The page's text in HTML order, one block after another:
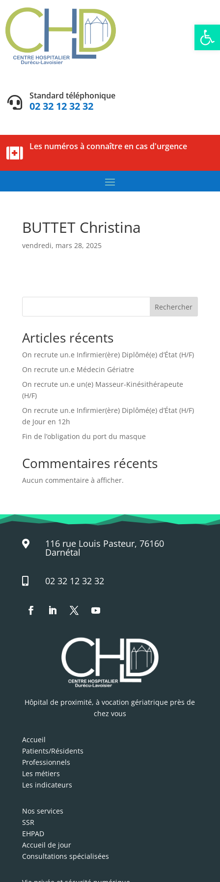
Ouvrir
 Standard téléphonique
02 32 12 32 32
 Les numéros à connaître en cas d'urgence
BUTTET Christina
vendredi, mars 28, 2025
Rechercher
Articles récents
On recrute un.e Infirmier(ère) Diplômé(e) d’État (H/F)
On recrute un.e Médecin Gériatre
On recrute un.e un(e) Masseur-Kinésithérapeute
(H/F)
On recrute un.e Infirmier(ère) Diplômé(e) d’État (H/F)
de Jour en 12h
Fin de l’obligation du port du masque
Commentaires récents
Aucun commentaire à afficher.
 116 rue Louis Pasteur, 76160
Darnétal
 02 32 12 32 32
Hôpital de proximité, à vocation gériatrique près de
chez vous
Accueil
Patients/Résidents
Professionnels
Les métiers
Les indicateurs
Nos services
SSR
EHPAD
Accueil de jour
Consultations spécialisées